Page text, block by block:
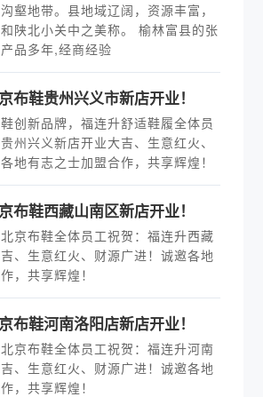
壑地带。县地域辽阔，资源丰富，
陕北小关中之美称。 榆林富县的张
品多年,经商经验
布鞋贵州兴义市新店开业！
创新品牌，福连升舒适鞋履全体员
州兴义新店开业大吉、生意红火、
地有志之士加盟合作，共享辉煌！
布鞋西藏山南区新店开业！
京布鞋全体员工祝贺：福连升西藏
、生意红火、财源广进！诚邀各地
，共享辉煌！
布鞋河南洛阳店新店开业！
京布鞋全体员工祝贺：福连升河南
、生意红火、财源广进！诚邀各地
，共享辉煌！